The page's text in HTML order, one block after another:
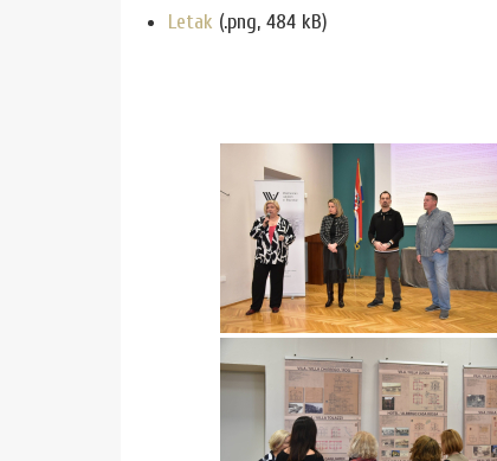
Letak (.png, 484 kB)